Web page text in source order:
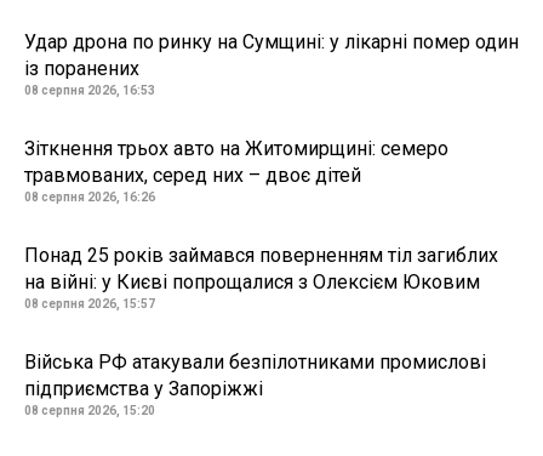
Удар дрона по ринку на Сумщині: у лікарні помер один
із поранених
08 серпня 2026, 16:53
Зіткнення трьох авто на Житомирщині: семеро
травмованих, серед них – двоє дітей
08 серпня 2026, 16:26
Понад 25 років займався поверненням тіл загиблих
на війні: у Києві попрощалися з Олексієм Юковим
08 серпня 2026, 15:57
Війська РФ атакували безпілотниками промислові
підприємства у Запоріжжі
08 серпня 2026, 15:20